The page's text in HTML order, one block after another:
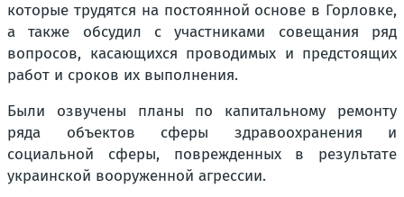
которые трудятся на постоянной основе в Горловке,
а также обсудил с участниками совещания ряд
вопросов, касающихся проводимых и предстоящих
работ и сроков их выполнения.
Были озвучены планы по капитальному ремонту
ряда объектов сферы здравоохранения и
социальной сферы, поврежденных в результате
украинской вооруженной агрессии.